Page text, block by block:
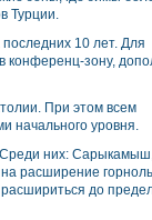
Турции.
10 лет. Для
конференц-зону,
При этом всем
начального уровня.
Среди них:
на расширение
до